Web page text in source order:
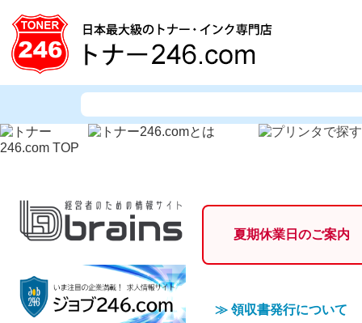
夏期休業日のご案内
≫ 領収書発行について